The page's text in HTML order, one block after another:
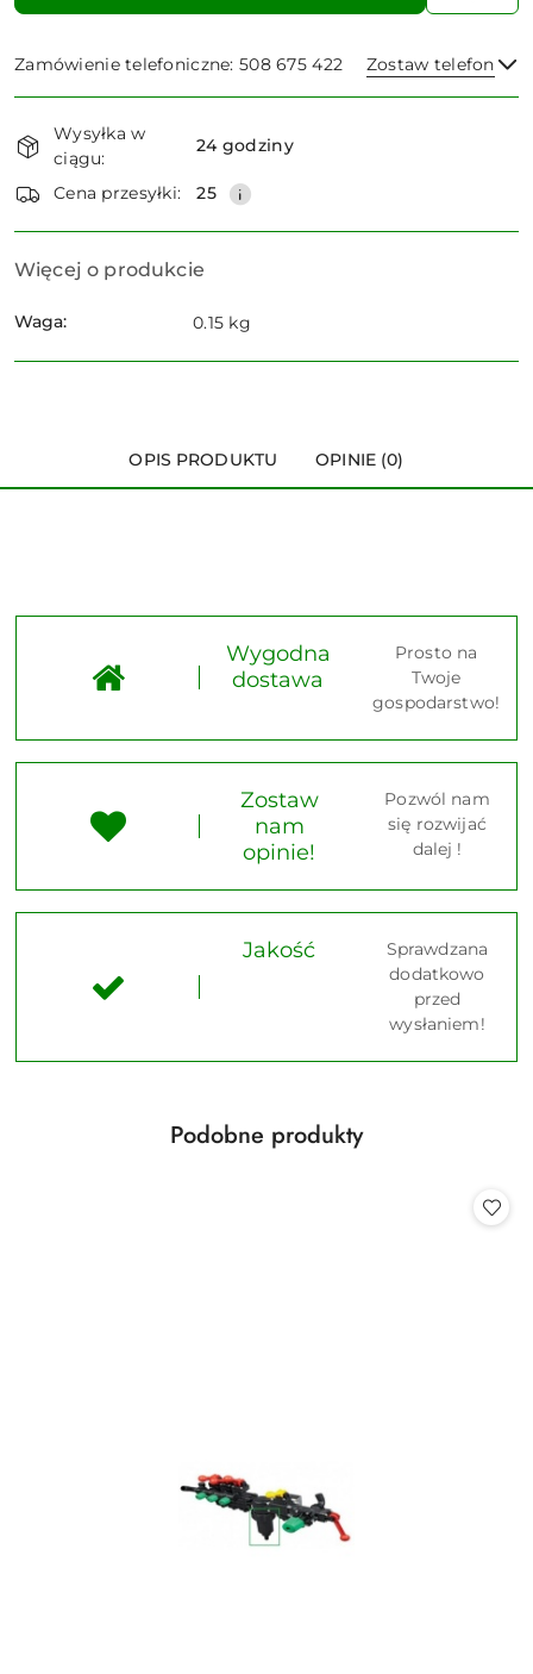
Zamówienie telefoniczne: 508 675 422 Zostaw telefon
Dostępność
i
dostawa
Wysyłka w
ciągu:
24 godziny
Cena przesyłki: 25
Więcej o produkcie
Waga: 0.15 kg
OPIS PRODUKTU OPINIE (0)
Wygodna
dostawa
Prosto na
Twoje
gospodarstwo!
Zostaw
nam
opinie!
Pozwól nam
się rozwijać
dalej !
Jakość
Sprawdzana
dodatkowo
przed
wysłaniem!
Pomiń karuzelę produktów
Produkty
Podobne produkty